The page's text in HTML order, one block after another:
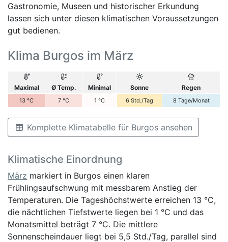
Gastronomie, Museen und historischer Erkundung
lassen sich unter diesen klimatischen Voraussetzungen
gut bedienen.
Klima Burgos im März
Maximal Ø Temp. Minimal Sonne Regen
13 °C 7 °C 1 °C 6 Std./Tag 8 Tage/Monat
Komplette Klimatabelle für Burgos ansehen
Klimatische Einordnung
März markiert in Burgos einen klaren
Frühlingsaufschwung mit messbarem Anstieg der
Temperaturen. Die Tageshöchstwerte erreichen 13 °C,
die nächtlichen Tiefstwerte liegen bei 1 °C und das
Monatsmittel beträgt 7 °C. Die mittlere
Sonnenscheindauer liegt bei 5,5 Std./Tag, parallel sind